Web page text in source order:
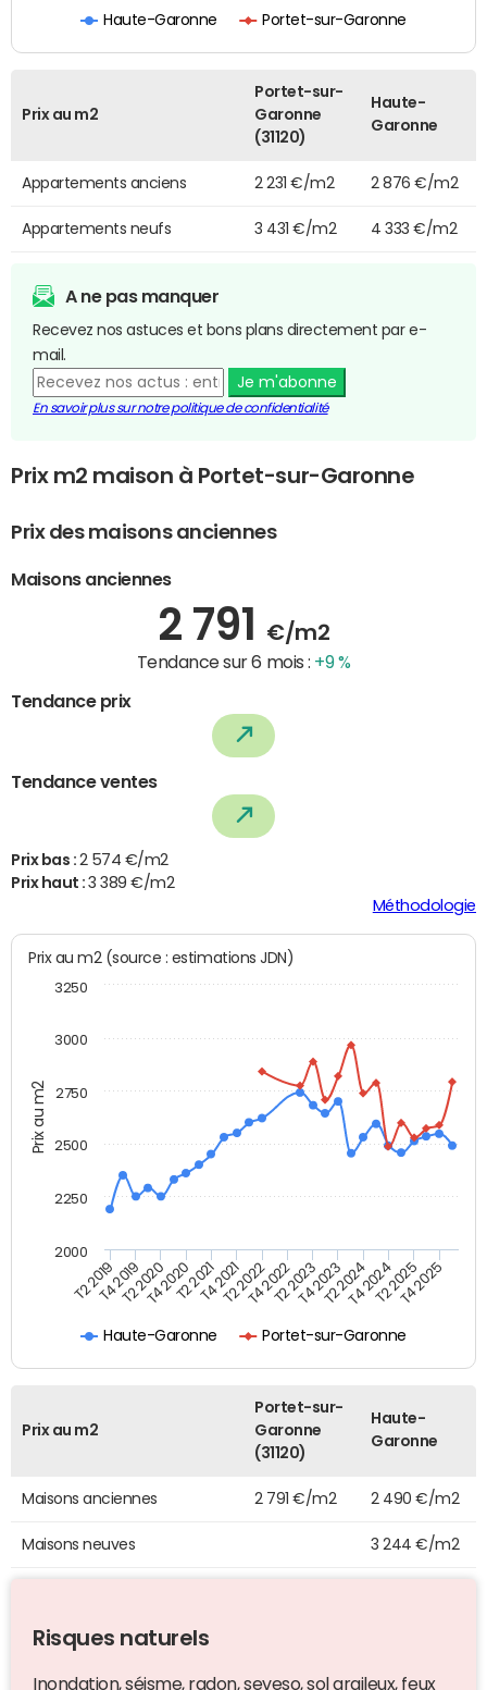
Haute-Garonne Portet-sur-Garonne
Prix au m2
Portet-sur-
Garonne
(31120)
Haute-
Garonne
Appartements anciens 2 231 €/m2 2 876 €/m2
Appartements neufs 3 431 €/m2 4 333 €/m2
A ne pas manquer
Recevez nos astuces et bons plans directement par e-
mail.
Je m'abonne
En savoir plus sur notre politique de confidentialité
Prix m2 maison à Portet-sur-Garonne
Prix des maisons anciennes
Maisons anciennes
2 791 €/m2
Tendance sur 6 mois : +9 %
Tendance prix
Tendance ventes
Prix bas : 2 574 €/m2
Prix haut :3 389 €/m2
Méthodologie
Prix au m2
Prix au m2 (source : estimations JDN)
Haute-Garonne Portet-sur-Garonne
T2 2019T4 2019T2 2020T4 2020T2 2021T4 2021T2 2022T4 2022T2 2023T4 2023T2 2024T4 2024T2 2025T4 2025
2000
3000
2250
2500
2750
3250
Prix au m2
Portet-sur-
Garonne
(31120)
Haute-
Garonne
Maisons anciennes 2 791 €/m2 2 490 €/m2
Maisons neuves 3 244 €/m2
Risques naturels
Inondation, séisme, radon, seveso, sol argileux, feux